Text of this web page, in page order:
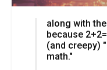
along with
because
(and creepy)
math."